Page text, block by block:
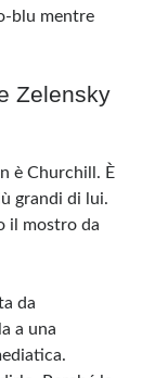
blu mentre
Zelensky
è Churchill. È
grandi di lui.
il mostro da
da
a una